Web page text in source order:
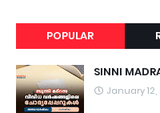
POPULAR
SINNI
January